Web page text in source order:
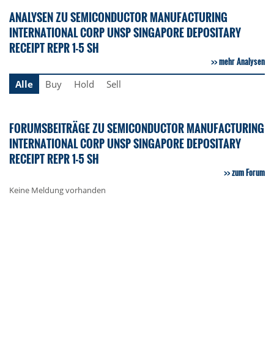
ANALYSEN ZU SEMICONDUCTOR MANUFACTURING
INTERNATIONAL CORP UNSP SINGAPORE DEPOSITARY
RECEIPT REPR 1-5 SH
mehr Analysen
Alle
Buy Hold Sell
FORUMSBEITRÄGE ZU SEMICONDUCTOR MANUFACTURING
INTERNATIONAL CORP UNSP SINGAPORE DEPOSITARY
RECEIPT REPR 1-5 SH
zum Forum
Keine Meldung vorhanden